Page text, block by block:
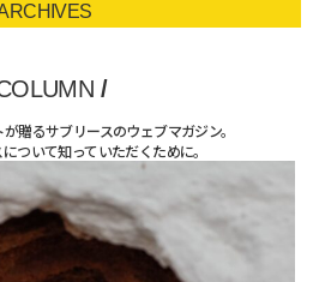
/
贈るサブリースのウェブマガジン。
ついて知っていただくために。